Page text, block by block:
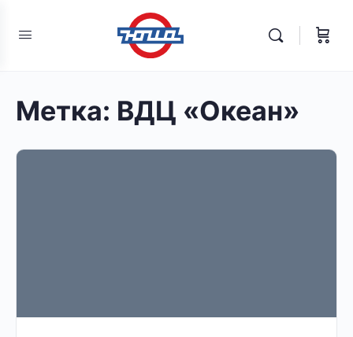
Метка: ВДЦ «Океан»